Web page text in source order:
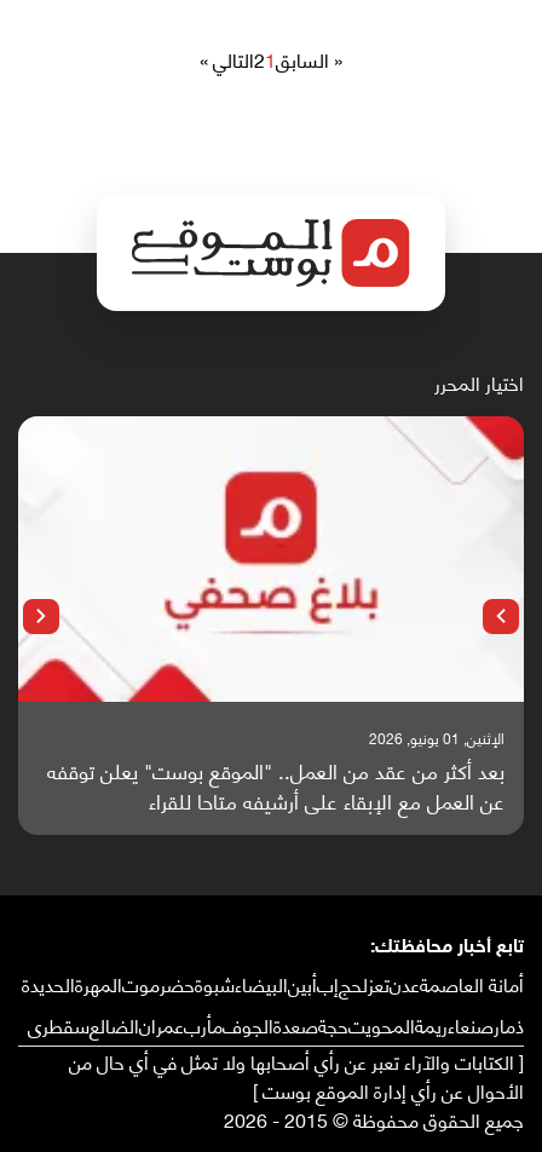
« السابق1
2التالي »
اختيار المحرر
الإثنين, 01 يونيو, 2026
بعد أكثر من عقد من العمل.. "الموقع بوست" يعلن توقفه
عن العمل مع الإبقاء على أرشيفه متاحا للقراء
تابع أخبار محافظتك:
أمانة العاصمةعدنتعزلحجإبأبينالبيضاءشبوةحضرموتالمهرةالحديدة
ذمارصنعاءريمةالمحويتحجةصعدةالجوفمأربعمرانالضالعسقطرى
[ الكتابات والآراء تعبر عن رأي أصحابها ولا تمثل في أي حال من
الأحوال عن رأي إدارة الموقع بوست ]
جميع الحقوق محفوظة © 2015 - 2026